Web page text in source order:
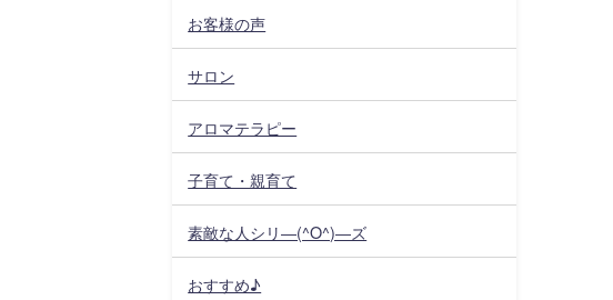
お客様の声
サロン
アロマテラピー
子育て・親育て
素敵な人シリ―(^O^)―ズ
おすすめ♪